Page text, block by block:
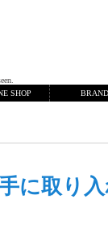
SHOP BRAND
に取り